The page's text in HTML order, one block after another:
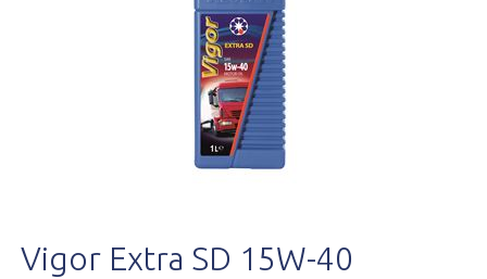
Vigor Extra SD 15W-40